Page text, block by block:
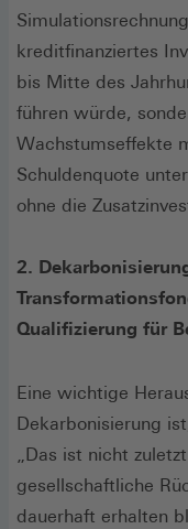
kreditfinanziertes
bis Mitte des
führen würde,
Wachstumseffekte
Schuldenquote
ohne die
2.
Qualifizierung für
Eine wichtige
Dekarbonisierung
„Das ist nicht
gesellschaftliche
dauerhaft erhalten